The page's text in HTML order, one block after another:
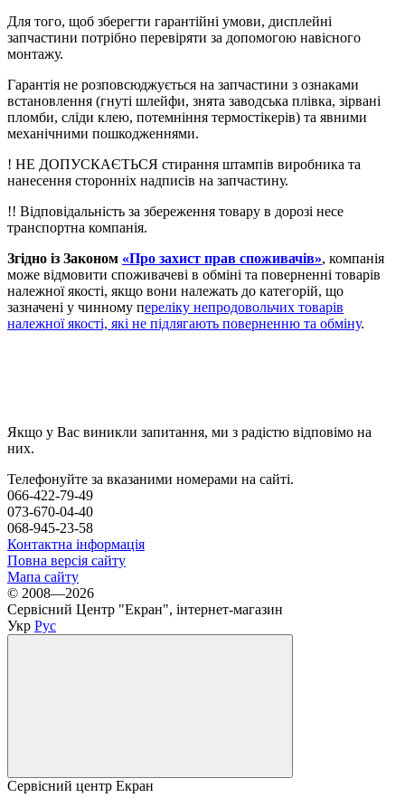
Для того, щоб зберегти гарантійні умови, дисплейні
запчастини потрібно перевіряти за допомогою навісного
монтажу.
Гарантія не розповсюджується на запчастини з ознаками
встановлення (гнуті шлейфи, знята заводська плівка, зірвані
пломби, сліди клею, потемніння термостікерів) та явними
механічними пошкодженнями.
! НЕ ДОПУСКАЄТЬСЯ стирання штампів виробника та
нанесення сторонніх надписів на запчастину.
!! Відповідальність за збереження товару в дорозі несе
транспортна компанія.
Згідно із Законом «Про захист прав споживачів», компанія
може відмовити споживачеві в обміні та поверненні товарів
належної якості, якщо вони належать до категорій, що
зазначені у чинному переліку непродовольчих товарів
належної якості, які не підлягають поверненню та обміну.
Якщо у Вас виникли запитання, ми з радістю відповімо на
них.
Телефонуйте за вказаними номерами на сайті.
066-422-79-49
073-670-04-40
068-945-23-58
Контактна інформація
Повна версія сайту
Мапа сайту
© 2008—2026
Сервісний Центр "Екран", інтернет-магазин
Укр Рус
Сервісний центр Екран